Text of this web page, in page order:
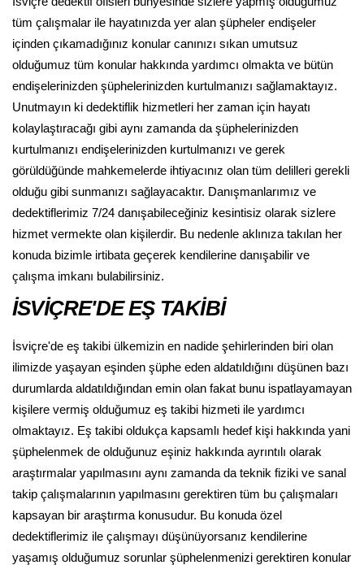
tüm çalışmalar ile hayatınızda yer alan şüpheler endişeler
içinden çıkamadığınız konular canınızı sıkan umutsuz
olduğumuz tüm konular hakkında yardımcı olmakta ve bütün
endişelerinizden şüphelerinizden kurtulmanızı sağlamaktayız.
Unutmayın ki dedektiflik hizmetleri her zaman için hayatı
kolaylaştıracağı gibi aynı zamanda da şüphelerinizden
kurtulmanızı endişelerinizden kurtulmanızı ve gerek
görüldüğünde mahkemelerde ihtiyacınız olan tüm delilleri gerekli
olduğu gibi sunmanızı sağlayacaktır. Danışmanlarımız ve
dedektiflerimiz 7/24 danışabileceğiniz kesintisiz olarak sizlere
hizmet vermekte olan kişilerdir. Bu nedenle aklınıza takılan her
konuda bizimle irtibata geçerek kendilerine danışabilir ve
çalışma imkanı bulabilirsiniz.
İSVİÇRE'DE EŞ TAKİBİ
İsviçre'de eş takibi ülkemizin en nadide şehirlerinden biri olan
ilimizde yaşayan eşinden şüphe eden aldatıldığını düşünen bazı
durumlarda aldatıldığından emin olan fakat bunu ispatlayamayan
kişilere vermiş olduğumuz eş takibi hizmeti ile yardımcı
olmaktayız. Eş takibi oldukça kapsamlı hedef kişi hakkında yani
şüphelenmek de olduğunuz eşiniz hakkında ayrıntılı olarak
araştırmalar yapılmasını aynı zamanda da teknik fiziki ve sanal
takip çalışmalarının yapılmasını gerektiren tüm bu çalışmaları
kapsayan bir araştırma konusudur. Bu konuda özel
dedektiflerimiz ile çalışmayı düşünüyorsanız kendilerine
yaşamış olduğumuz sorunlar şüphelenmenizi gerektiren konular